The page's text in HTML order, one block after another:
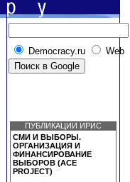
Democracy.ru Web
ПУБЛИКАЦИИ ИРИС
СМИ И ВЫБОРЫ.
ОРГАНИЗАЦИЯ И
ФИНАНСИРОВАНИЕ
ВЫБОРОВ (ACE
PROJECT)